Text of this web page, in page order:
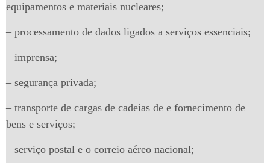
equipamentos e materiais nucleares;
– processamento de dados ligados a serviços essenciais;
– imprensa;
– segurança privada;
– transporte de cargas de cadeias de e fornecimento de
bens e serviços;
– serviço postal e o correio aéreo nacional;